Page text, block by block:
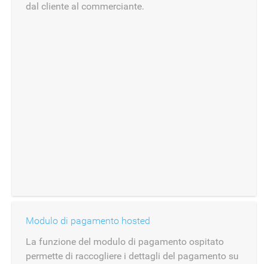
dal cliente al commerciante.
Modulo di pagamento hosted
La funzione del modulo di pagamento ospitato
permette di raccogliere i dettagli del pagamento su